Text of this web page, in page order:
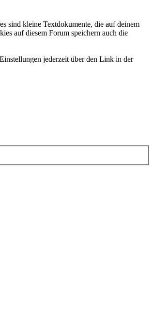
sind kleine Textdokumente, die auf deinem
auf diesem Forum speichern auch die
jederzeit über den Link in der